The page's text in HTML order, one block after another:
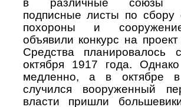
в различные союзы
подписные листы по сбору
похороны и
объявили конкурс на проект
Средства планировалось
октября 1917 года.
медленно, а в октябре в
случился вооруженный
власти пришли